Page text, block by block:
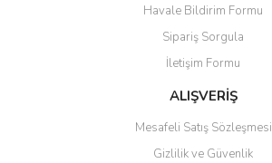
Ürün açıklamasında eksik bilgiler bulunuyor.
Ürün bilgilerinde hatalar bulunuyor.
Ürün fiyatı diğer sitelerden daha pahalı.
Bu ürüne benzer farklı alternatifler olmalı.
Havale Bildirim Formu
Sipariş Sorgula
İletişim Formu
ALIŞVERİŞ
Mesafeli Satış Sözleşmesi
Gizlilik ve Güvenlik